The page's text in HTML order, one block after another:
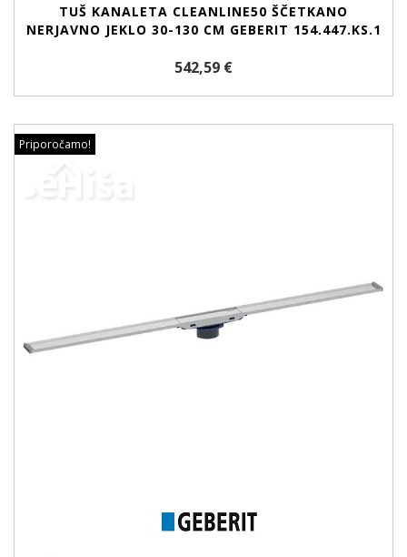
TUŠ KANALETA CLEANLINE50 ŠČETKANO
NERJAVNO JEKLO 30-130 CM GEBERIT 154.447.KS.1
542,59 €
Priporočamo!